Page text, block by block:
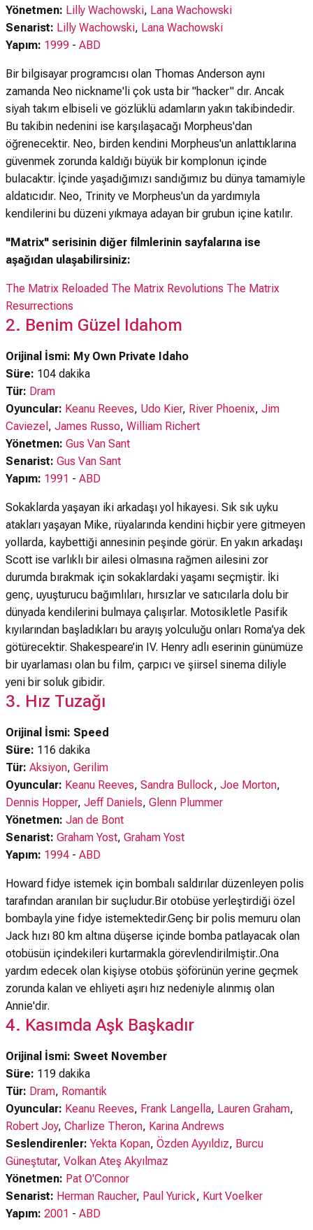
Yönetmen: Lilly Wachowski, Lana Wachowski
Senarist: Lilly Wachowski, Lana Wachowski
Yapım: 1999 - ABD
Bir bilgisayar programcısı olan Thomas Anderson aynı
zamanda Neo nickname'li çok usta bir "hacker" dır. Ancak
siyah takım elbiseli ve gözlüklü adamların yakın takibindedir.
Bu takibin nedenini ise karşılaşacağı Morpheus'dan
öğrenecektir. Neo, birden kendini Morpheus'un anlattıklarına
güvenmek zorunda kaldığı büyük bir komplonun içinde
bulacaktır. İçinde yaşadığımızı sandığımız bu dünya tamamiyle
aldatıcıdır. Neo, Trinity ve Morpheus'un da yardımıyla
kendilerini bu düzeni yıkmaya adayan bir grubun içine katılır.
"Matrix" serisinin diğer filmlerinin sayfalarına ise
aşağıdan ulaşabilirsiniz:
The Matrix Reloaded The Matrix Revolutions The Matrix
Resurrections
2. Benim Güzel Idahom
Orijinal İsmi: My Own Private Idaho
Süre: 104 dakika
Tür: Dram
Oyuncular: Keanu Reeves, Udo Kier, River Phoenix, Jim
Caviezel , James Russo, William Richert
Yönetmen: Gus Van Sant
Senarist: Gus Van Sant
Yapım: 1991 - ABD
Sokaklarda yaşayan iki arkadaşı yol hikayesi. Sık sık uyku
atakları yaşayan Mike, rüyalarında kendini hiçbir yere gitmeyen
yollarda, kaybettiği annesinin peşinde görür. En yakın arkadaşı
Scott ise varlıklı bir ailesi olmasına rağmen ailesini zor
durumda bırakmak için sokaklardaki yaşamı seçmiştir. İki
genç, uyuşturucu bağımlıları, hırsızlar ve satıcılarla dolu bir
dünyada kendilerini bulmaya çalışırlar. Motosikletle Pasifik
kıyılarından başladıkları bu arayış yolculuğu onları Roma’ya dek
götürecektir. Shakespeare’in IV. Henry adlı eserinin günümüze
bir uyarlaması olan bu film, çarpıcı ve şiirsel sinema diliyle
yeni bir soluk gibidir.
3. Hız Tuzağı
Orijinal İsmi: Speed
Süre: 116 dakika
Tür: Aksiyon, Gerilim
Oyuncular: Keanu Reeves, Sandra Bullock, Joe Morton,
Dennis Hopper, Jeff Daniels, Glenn Plummer
Yönetmen: Jan de Bont
Senarist: Graham Yost, Graham Yost
Yapım: 1994 - ABD
Howard fidye istemek için bombalı saldırılar düzenleyen polis
tarafından aranılan bir suçludur.Bir otobüse yerleştirdiği özel
bombayla yine fidye istemektedir.Genç bir polis memuru olan
Jack hızı 80 km altına düşerse içinde bomba patlayacak olan
otobüsün içindekileri kurtarmakla görevlendirilmiştir..Ona
yardım edecek olan kişiyse otobüs şöförünün yerine geçmek
zorunda kalan ve ehliyeti aşırı hız nedeniyle alınmış olan
Annie'dir.
4. Kasımda Aşk Başkadır
Orijinal İsmi: Sweet November
Süre: 119 dakika
Tür: Dram, Romantik
Oyuncular: Keanu Reeves, Frank Langella, Lauren Graham,
Robert Joy, Charlize Theron, Karina Andrews
Seslendirenler: Yekta Kopan, Özden Ayyıldız, Burcu
Güneştutar, Volkan Ateş Akyılmaz
Yönetmen: Pat O'Connor
Senarist: Herman Raucher, Paul Yurick, Kurt Voelker
Yapım: 2001 - ABD